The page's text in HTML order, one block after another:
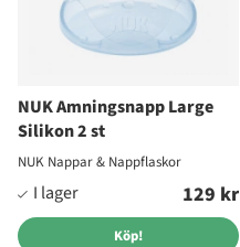
NUK Amningsnapp Large
Silikon 2 st
NUK Nappar & Nappflaskor
129 kr
Köp!